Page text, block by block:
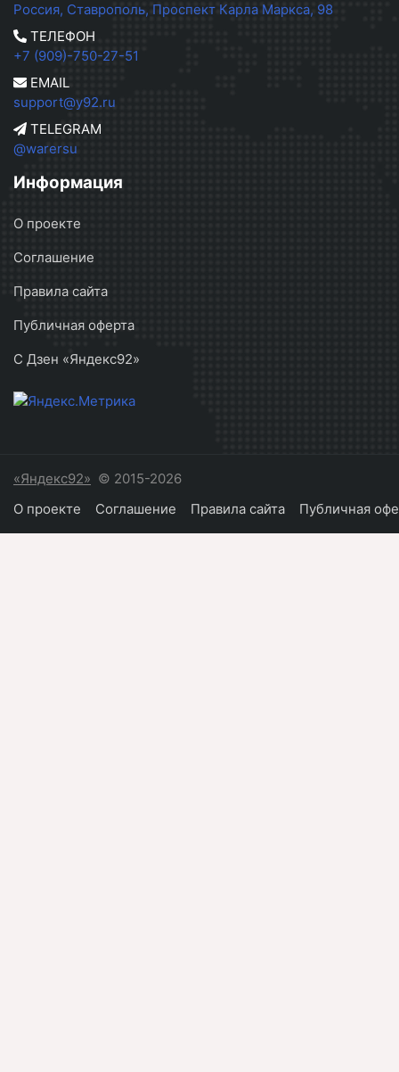
Россия, Ставрополь, Проспект Карла Маркса, 98
ТЕЛЕФОН
+7 (909)-750-27-51
EMAIL
support@y92.ru
TELEGRAM
@warersu
Информация
О проекте
Соглашение
Правила сайта
Публичная оферта
С Дзен «Яндекс92»
«Яндекс92» © 2015-2026
О проекте
Соглашение Правила сайта Публичная